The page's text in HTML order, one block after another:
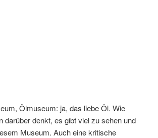
Ölmuseum: ja, das liebe Öl. Wie
darüber denkt, es gibt viel zu sehen und
Museum. Auch eine kritische